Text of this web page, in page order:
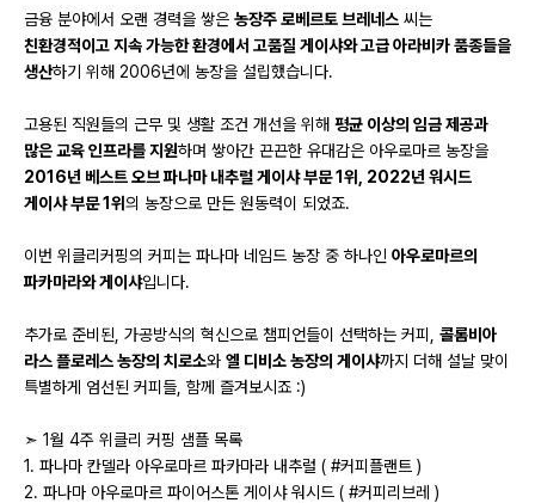
금융 분야에서 오랜 경력을 쌓은 농장주 로베르토 브레네스 씨는
친환경적이고 지속 가능한 환경에서 고품질 게이샤와 고급 아라비카 품종들을
생산하기 위해 2006년에 농장을 설립했습니다.
고용된 직원들의 근무 및 생활 조건 개선을 위해 평균 이상의 임금 제공과
많은 교육 인프라를 지원하며 쌓아간 끈끈한 유대감은 아우로마르 농장을
2016년 베스트 오브 파나마 내추럴 게이샤 부문 1위, 2022년 워시드
게이샤 부문 1위의 농장으로 만든 원동력이 되었죠.
이번 위클리커핑의 커피는 파나마 네임드 농장 중 하나인 아우로마르의
파카마라와 게이샤입니다.
추가로 준비된, 가공방식의 혁신으로 챔피언들이 선택하는 커피, 콜롬비아
라스 플로레스 농장의 치로소와 엘 디비소 농장의 게이샤까지 더해 설날 맞이
특별하게 엄선된 커피들, 함께 즐겨보시죠 :)
➣ 1월 4주 위클리 커핑 샘플 목록
1. 파나마 칸델라 아우로마르 파카마라 내추럴 ( #커피플랜트 )
2. 파나마 아우로마르 파이어스톤 게이샤 워시드 ( #커피리브레 )